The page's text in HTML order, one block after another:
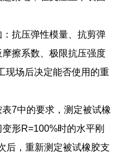
抗压弹性模量、抗剪弹
擦系数、极限抗压强度
现场后决定能否使用的重
7中的要求，测定被试橡
形R=100%时的水平刚
后，重新测定被试橡胶支